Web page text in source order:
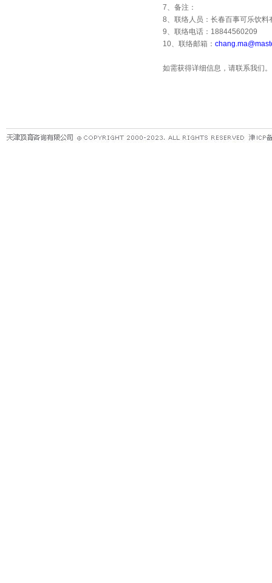
7、备注：
8、联络人员：长春百事可乐饮料
9、联络电话： 18844560209
10、联络邮箱：
如需获得详细信息，请联系我们。